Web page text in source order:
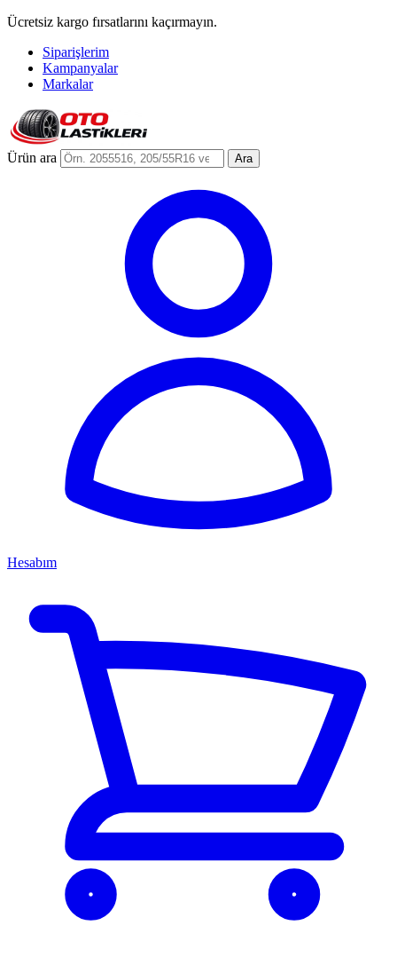
Ücretsiz kargo fırsatlarını kaçırmayın.
Siparişlerim
Kampanyalar
Markalar
Ürün ara Ara
Hesabım